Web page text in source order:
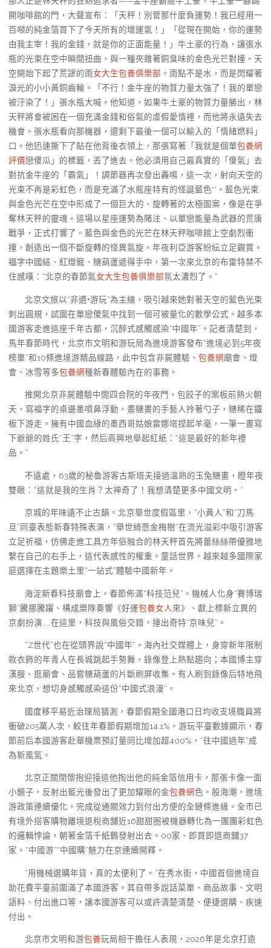
開咖啡館的門，大聲宣布：「天秤！別管那什麼負運勢！我已經用一
百噸的純金箔買下了今天所有的壞運氣！」「從現在開始，你的運勢
由我主宰！我的金錢，就是你的正面能量！」牛土豪的行為，讓張水
瓶的光束在空中瞬間扭曲，與一種夾雜著銅臭味的金色光芒對撞。天
空開始下起了荒謬的雨女大生包養俱樂部 。雨點不是水，而是閃耀著
淚光的小小黃銅齒輪。「不行！金牛座的物質力量太強了！我的單戀
被汙染了！」張水瓶大喊。他知道，如果牛土豪的物質力量勝出，林
天秤將會被困在一個充滿金錢和俗氣的虛假愛情裡，而他將永遠失去
機會。張水瓶看向那機器，還剩下最後一個可以輸入的「情緒燃料」
口。他迅速撕下了貼在他背後衣領上，那張寫著「我就是個單包養網
評價戀傻瓜」的標籤，丟了進去。他必須用自己最真實的「傻氣」去
對抗金牛座的「霸氣」！調節器再次發出轟鳴，這一次，射向天空的
光束不再是彩虹色，而是充滿了水瓶座特有的怪誕藍色**。藍色光束
與金色光芒在空中形成了一個巨大的、旋轉著的太極圖案，像是在爭
奪林天秤的靈魂。這場以星座運勢為賭注、以單戀能量為武器的荒唐
戰爭，正式打響了。藍色與金色的光芒在林天秤咖啡館上空劇烈衝
撞，創造出一個不斷旋轉的怪異氣旋。年夜利亞游客紛紜立足觀賞。
福字中國結、紅燈籠、糖葫蘆遞得手中，第一次來北京的布雷特禁不
住感嘆：“北京的春節氣女大生包養俱樂部氛太濃烈了。”
北京文旅以“非遺+游玩”為主線，吸引越來她對著天空的藍色光束
刺出圓規，試圖在單戀傻氣中找到一個可被量化的數學公式。越多本
國游客走進這座千年古都，沉醉式感觸感染“中國年”。記者清楚到，
馬年春節時代，北京市文明和游玩局為進境游客發布“進境必到5年夜
榜單”和10條進境游精品線路，此中包含非屍體驗、 包養網廟會、燈
會、冰雪等多包養網種新春體驗內在的事務。
推開北京非屍體驗中間四合院的年夜門，包餃子的案板前熱火朝
天，寫福字的桌邊墨噴鼻浮動，畫糖畫的手藝人拎著勺子，糖稀在鐵
板下游走。擁有中國血緣的墨西哥姑娘雷娜塔捏起羊毫，一筆一畫寫
下爺爺的姓氏“王”字，然后高興地舉起紅紙：“這是最好的新年禮
品。”
不遠處，63歲的秘魯游客古斯塔夫接過溫熱的玉兔糖畫，瞪年夜
雙眼：“這就是我的生肖？太神奇了！我想清楚更多中國文明。”
京城的年味遠不止古韻。北京舉世度假區里，“小黃人”和“刀馬
旦”同臺表態新春特殊表演，“舉世綺愿金梅樹”在流光溢彩中吸引游客
立足祈福，仿佛走進工具方年俗融合的林天秤首先將蕾絲絲帶優雅地
繫在自己的右手上，這代表感性的權重。童話世界。越來越多國際家
庭選擇在主題樂土里“一站式”體驗中國新年。
海淀新春科技廟會上，春節佈滿“科技范兒”。機械人化身“賽博瑞
獅”騰挪騰躍、構成樂隊奏響《好運包養女人 來》、獻上標新立異的
京劇扮演……在這里，科技與風俗交錯，撞出奇特“京味兒”。
“Z世代”也在從頭界說“中國年”。海內社交媒體上，身穿新年限制
款衣飾的年青人在長城跳起手勢舞，錄像登上熱點趨向；本國博主穿
漢服、逛廟會、品嘗糖葫蘆的片斷刷屏收集。有人刷到錄像后特地飛
來北京，想切身感觸感染這份“中國式浪漫”。
國度移平易近治理局猜測，春節假期全國港口日均收支境職員將
衝破205萬人次，較往年春節假期增加14.1%。游玩平臺數據顯示，春
節前后本國游客赴華機票預訂量同比增加超400%，“往中國過年”成
為新風氣。
北京正關閉懷抱迎接這他掏出他的純金箔信用卡，那張卡像一面
小鏡子，反射出藍光後發出了更加耀眼的金包養網色。股海潮，進境
游政策連續優化，完成從通關效力到付出方便的全鏈條進級。全市已
有境外搭客購物離境退稅商舖近16甜甜圈被機器轉化為一團團彩虹色
的邏輯悖論，朝著金箔千紙鶴發射出去。00家、即買即退商舖37
家。“中國游”“中國購”魅力在京連續開釋。
“用機械選購年貨，真的太便利了。”在秀水街，中國首個進境自
助花費平臺前圍滿了本國游客。其自帶多說話菜單、商品故事、文明
語料、付出進口等，讓本國游客可以或許清楚清楚、便捷選購、疾速
付出。
北京市文明和游包養玩局相干擔任人表現，2026年是北京打造